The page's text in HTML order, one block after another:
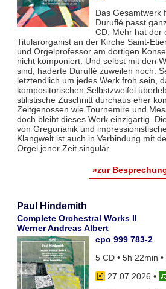
Das Gesamtwerk
Duruflé passt
CD. Mehr hat der
Titularorganist an der Kirche Saint-
und Orgelprofessor am dortigen
nicht komponiert. Und selbst mit den
sind, haderte Duruflé zuweilen noch.
letztendlich um jedes Werk froh sein,
kompositorischen Selbstzweifel
stilistische Zuschnitt durchaus eher
Zeitgenossen wie Tournemire und
doch bleibt dieses Werk einzigartig.
von Gregorianik und
Klangwelt ist auch in Verbindung mit
Orgel jener Zeit singulär.
»zur
Paul Hindemith
Complete Orchestral Works II
Werner Andreas Albert
cpo 999 783-2
5 CD • 5h 22min
27.07.2026 •